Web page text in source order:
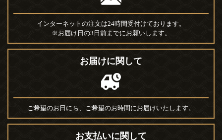
インターネットの注文は24時間受付けております。
※お届け日の3日前までにお願いします。
お届けに関して
ご希望のお日にち、ご希望のお時間にお届けいたします。
お支払いに関して